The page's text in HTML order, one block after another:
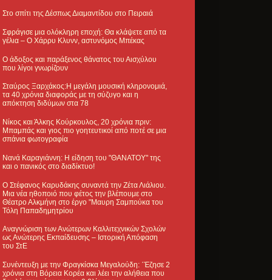
Στο σπίτι της Δέσπως Διαμαντίδου στο Πειραιά
Σφράγισε μια ολόκληρη εποχή: Θα κλάψετε από τα
γέλια – Ο Χάρρυ Κλυνν, αστυνόμος Μπέκας
Ο άδοξος και παράξενος θάνατος του Αισχύλου
που λίγοι γνωρίζουν
Σταύρος Ξαρχάκος:Η μεγάλη μουσική κληρονομιά,
τα 40 χρόνια διαφοράς με τη σύζυγο και η
απόκτηση διδύμων στα 78
Νίκος και Άλκης Κούρκουλος, 20 χρόνια πριν:
Μπαμπάς και γιος πιο γοητευτικοί από ποτέ σε μια
σπάνια φωτογραφία
Νανά Καραγιάννη: Η είδηση του "ΘΑΝΑΤΟΥ" της
και ο πανικός στο διαδίκτυο!
Ο Στέφανος Καρυδάκης συναντά την Ζέτα Λιάλιου.
Μια νέα ηθοποιό που φέτος την βλέπουμε στο
Θέατρο Αλκμήνη στο έργο "Μαυρη Σαμπούκα του
Τόλη Παπαδημητρίου
Αναγνώριση των Ανώτερων Καλλιτεχνικών Σχολών
ως Ανώτερης Εκπαίδευσης – Ιστορική Απόφαση
του ΣτΕ
Συνέντευξη με την Φραγκίσκα Μεγαλούδη: ΄Έζησε 2
χρόνια στη Βόρεια Κορέα και λέει την αλήθεια που